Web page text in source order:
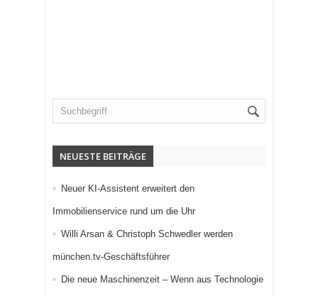
NEUESTE BEITRÄGE
Neuer KI-Assistent erweitert den
Immobilienservice rund um die Uhr
Willi Arsan & Christoph Schwedler werden
münchen.tv-Geschäftsführer
Die neue Maschinenzeit – Wenn aus Technologie